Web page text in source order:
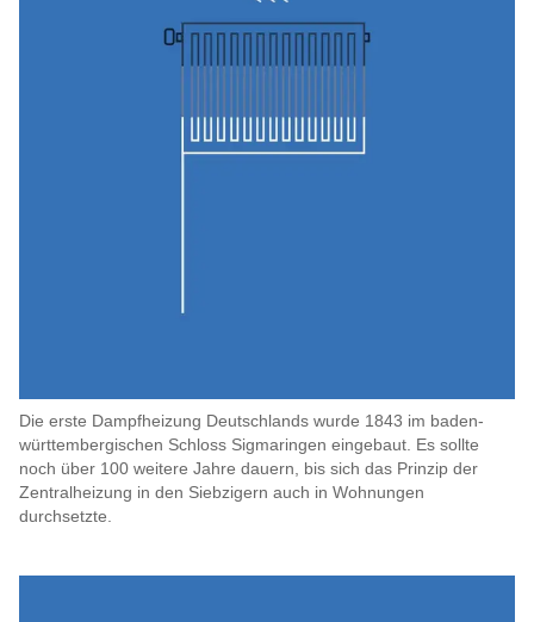
Die erste Dampfheizung Deutschlands wurde 1843 im baden-
württembergischen Schloss Sigmaringen eingebaut. Es sollte
noch über 100 weitere Jahre dauern, bis sich das Prinzip der
Zentralheizung in den Siebzigern auch in Wohnungen
durchsetzte.